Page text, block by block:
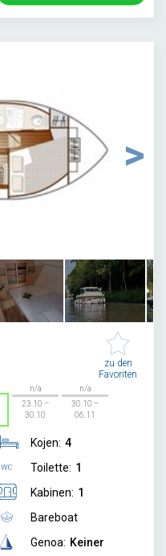
zu den
Favoriten
n/a
23.10 –
30.10
n/a
30.10 –
06.11
Kojen: 4
Toilette: 1
Kabinen: 1
Bareboat
Genoa: Keiner